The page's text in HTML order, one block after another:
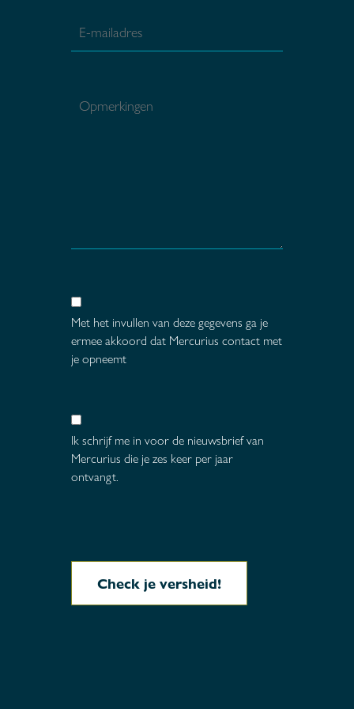
Met het invullen van deze gegevens ga je
ermee akkoord dat Mercurius contact met
je opneemt
Ik schrijf me in voor de nieuwsbrief van
Mercurius die je zes keer per jaar
ontvangt.